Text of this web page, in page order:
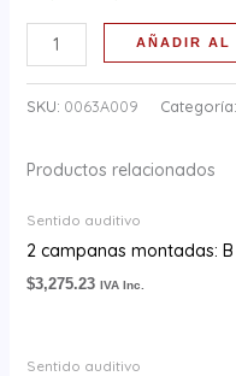
AÑADIR AL
SKU: 0063A009 Categoría:
Productos relacionados
Sentido auditivo
2 campanas montadas: B
$3,275.23 IVA Inc.
Sentido auditivo